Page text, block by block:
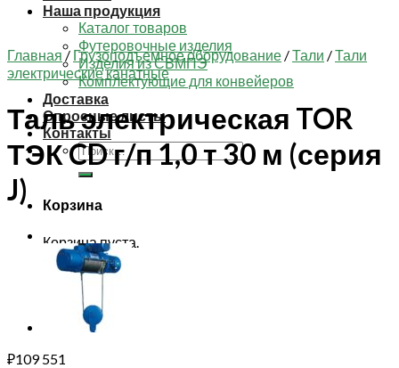
Наша продукция
Каталог товаров
Футеровочные изделия
Изделия из СВМПЭ
Комплектующие для конвейеров
Доставка
Опросные листы
Контакты
Искать:
Корзина
Корзина пуста.
Главная / Грузоподъемное оборудование /Тали /Тали
электрические канатные
Таль электрическая TOR
ТЭК CD г/п 1,0 т 30 м (серия
J)
₽109 551